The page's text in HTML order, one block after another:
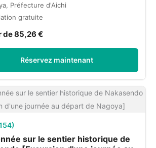
Préfecture d'Aichi
gratuite
de 85,26 €
Réservez maintenant
sur le sentier historique de